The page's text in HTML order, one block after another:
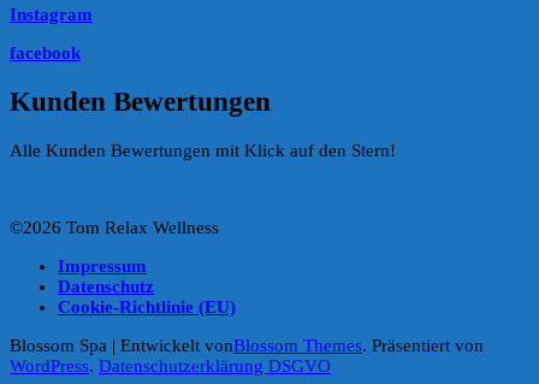
Instagram
facebook
Kunden Bewertungen
Alle Kunden Bewertungen mit Klick auf den Stern!
©2026 Tom Relax Wellness
Impressum
Datenschutz
Cookie-Richtlinie (EU)
Blossom Spa | Entwickelt vonBlossom Themes. Präsentiert von
WordPress. Datenschutzerklärung DSGVO